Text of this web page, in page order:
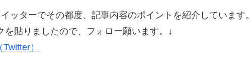
ッターでその都度、記事内容のポイントを紹介しています。
を貼りましたので、フォロー願います。↓
）